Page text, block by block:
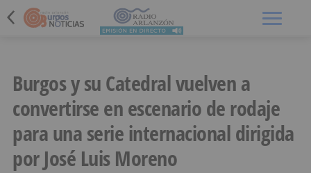
Burgos y su Catedral vuelven a
convertirse en escenario de rodaje
para una serie internacional dirigida
por José Luis Moreno